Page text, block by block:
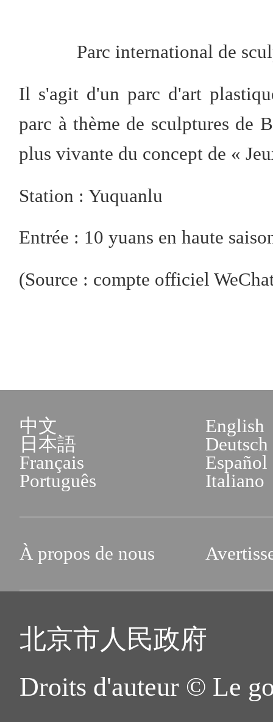
Parc international de
Il s'agit d'un parc d'art
parc à thème de sculptures de
plus vivante du concept de «
Station : Yuquanlu
Entrée : 10 yuans en haute
(Source : compte officiel
中文
English
日本語
Deutsch
Français
Español
Português
Italiano
À propos de nous
北京市人民政府
Droits d'auteur © Le